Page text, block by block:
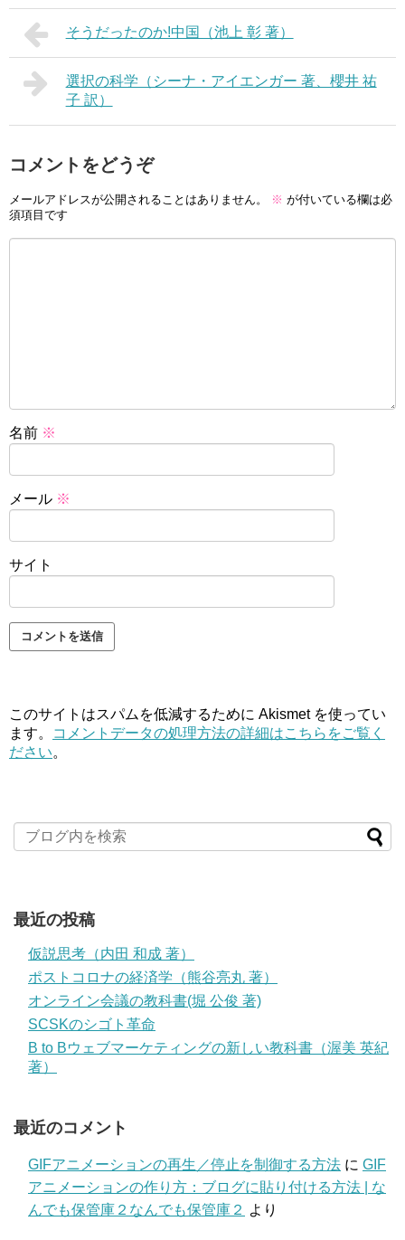
そうだったのか!中国（池上 彰 著）
選択の科学（シーナ・アイエンガー 著、櫻井 祐
子 訳）
コメントをどうぞ
メールアドレスが公開されることはありません。 ※ が付いている欄は必
須項目です
名前 ※
メール ※
サイト
このサイトはスパムを低減するために Akismet を使ってい
ます。
コメントデータの処理方法の詳細はこちらをご覧く
ださい。
最近の投稿
仮説思考（内田 和成 著）
ポストコロナの経済学（熊谷亮丸 著）
オンライン会議の教科書(堀 公俊 著)
SCSKのシゴト革命
B to Bウェブマーケティングの新しい教科書（渥美 英紀
著）
最近のコメント
GIFアニメーションの再生／停止を制御する方法 に GIF
アニメーションの作り方：ブログに貼り付ける方法 | な
んでも保管庫２なんでも保管庫２ より